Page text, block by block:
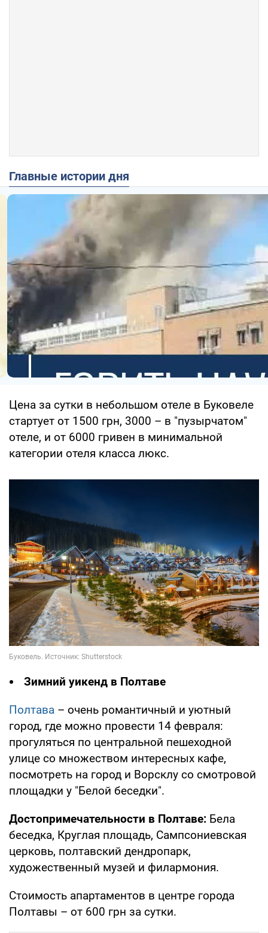
Главные истории дня
Цена за сутки в небольшом отеле в Буковеле
стартует от 1500 грн, 3000 – в "пузырчатом"
отеле, и от 6000 гривен в минимальной
категории отеля класса люкс.
Зимний уикенд в Полтаве
Полтава – очень романтичный и уютный
город, где можно провести 14 февраля:
прогуляться по центральной пешеходной
улице со множеством интересных кафе,
посмотреть на город и Ворсклу со смотровой
площадки у "Белой беседки".
Достопримечательности в Полтаве: Бела
беседка, Круглая площадь, Сампсониевская
церковь, полтавский дендропарк,
художественный музей и филармония.
Стоимость апартаментов в центре города
Полтавы – от 600 грн за сутки.